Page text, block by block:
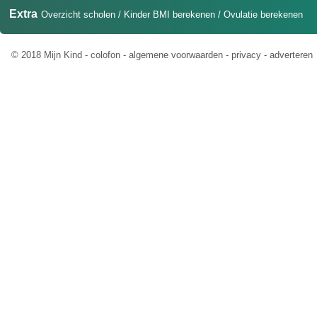
Extra Overzicht scholen / Kinder BMI berekenen / Ovulatie berekenen
© 2018 Mijn Kind - colofon - algemene voorwaarden - privacy - adverteren